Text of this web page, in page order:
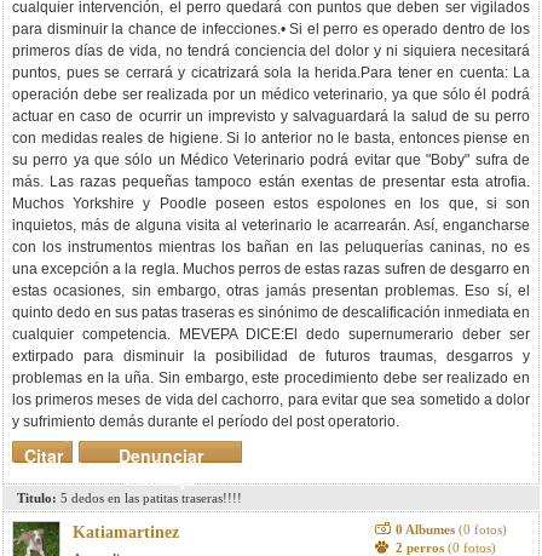
cualquier intervención, el perro quedará con puntos que deben ser vigilados
para disminuir la chance de infecciones.• Si el perro es operado dentro de los
primeros días de vida, no tendrá conciencia del dolor y ni siquiera necesitará
puntos, pues se cerrará y cicatrizará sola la herida.Para tener en cuenta: La
operación debe ser realizada por un médico veterinario, ya que sólo él podrá
actuar en caso de ocurrir un imprevisto y salvaguardará la salud de su perro
con medidas reales de higiene. Si lo anterior no le basta, entonces piense en
su perro ya que sólo un Médico Veterinario podrá evitar que "Boby" sufra de
más. Las razas pequeñas tampoco están exentas de presentar esta atrofia.
Muchos Yorkshire y Poodle poseen estos espolones en los que, si son
inquietos, más de alguna visita al veterinario le acarrearán. Así, engancharse
con los instrumentos mientras los bañan en las peluquerías caninas, no es
una excepción a la regla. Muchos perros de estas razas sufren de desgarro en
estas ocasiones, sin embargo, otras jamás presentan problemas. Eso sí, el
quinto dedo en sus patas traseras es sinónimo de descalificación inmediata en
cualquier competencia. MEVEPA DICE:El dedo supernumerario deber ser
extirpado para disminuir la posibilidad de futuros traumas, desgarros y
problemas en la uña. Sin embargo, este procedimiento debe ser realizado en
los primeros meses de vida del cachorro, para evitar que sea sometido a dolor
y sufrimiento demás durante el período del post operatorio.
Denunciar
mensaje
Citar
Titulo: 5 dedos en las patitas traseras!!!!
Katiamartinez 0 Albumes (0 fotos)
2 perros (0 fotos)